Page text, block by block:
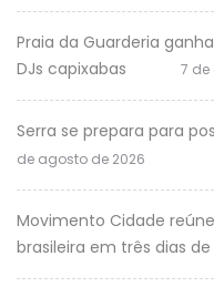
Praia da Guarderia
DJs capixabas
7 de
Serra se prepara para
de agosto de 2026
Movimento Cidade
brasileira em três dias de